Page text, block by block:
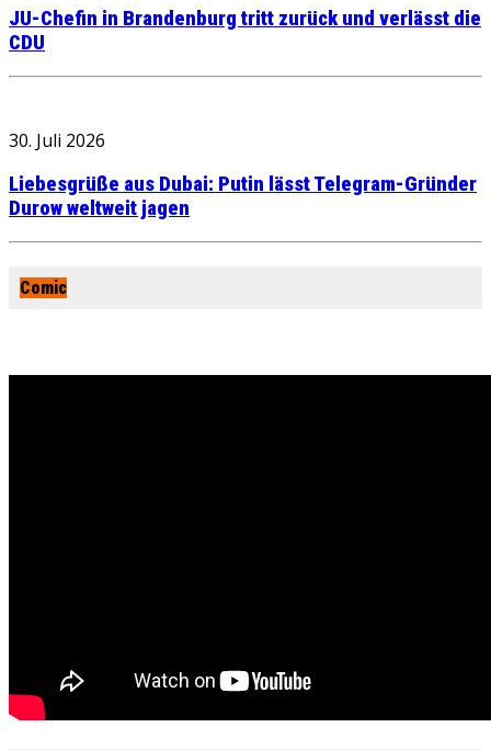
JU-Chefin in Brandenburg tritt zurück und verlässt die
CDU
30. Juli 2026
Liebesgrüße aus Dubai: Putin lässt Telegram-Gründer
Durow weltweit jagen
Comic